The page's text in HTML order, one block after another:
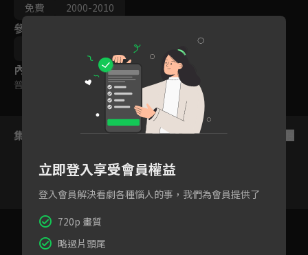
免費
2000-2010
參與演員
內容標籤
普遍級
集數列表
45 46
立即登入享受會員權益
登入會員解決看劇各種惱人的事，我們為會員提供了
720p 畫質
略過片頭尾